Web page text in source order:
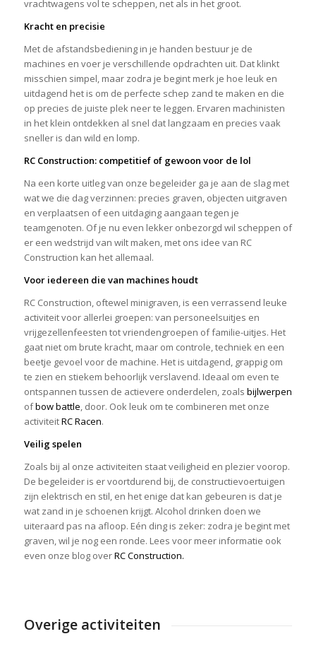
vrachtwagens vol te scheppen, net als in het groot.
Kracht en precisie
Met de afstandsbediening in je handen bestuur je de
machines en voer je verschillende opdrachten uit. Dat klinkt
misschien simpel, maar zodra je begint merk je hoe leuk en
uitdagend het is om de perfecte schep zand te maken en die
op precies de juiste plek neer te leggen. Ervaren machinisten
in het klein ontdekken al snel dat langzaam en precies vaak
sneller is dan wild en lomp.
RC Construction: competitief of gewoon voor de lol
Na een korte uitleg van onze begeleider ga je aan de slag met
wat we die dag verzinnen: precies graven, objecten uitgraven
en verplaatsen of een uitdaging aangaan tegen je
teamgenoten. Of je nu even lekker onbezorgd wil scheppen of
er een wedstrijd van wilt maken, met ons idee van RC
Construction kan het allemaal.
Voor iedereen die van machines houdt
RC Construction, oftewel minigraven, is een verrassend leuke
activiteit voor allerlei groepen: van personeelsuitjes en
vrijgezellenfeesten tot vriendengroepen of familie-uitjes. Het
gaat niet om brute kracht, maar om controle, techniek en een
beetje gevoel voor de machine. Het is uitdagend, grappig om
te zien en stiekem behoorlijk verslavend. Ideaal om even te
ontspannen tussen de actievere onderdelen, zoals bijlwerpen
ofbow battle, door. Ook leuk om te combineren met onze
activiteitRC Racen.
Veilig spelen
Zoals bij al onze activiteiten staat veiligheid en plezier voorop.
De begeleider is er voortdurend bij, de constructievoertuigen
zijn elektrisch en stil, en het enige dat kan gebeuren is dat je
wat zand in je schoenen krijgt. Alcohol drinken doen we
uiteraard pas na afloop. Eén ding is zeker: zodra je begint met
graven, wil je nog een ronde. Lees voor meer informatie ook
even onze blog overRC Construction.
Overige activiteiten